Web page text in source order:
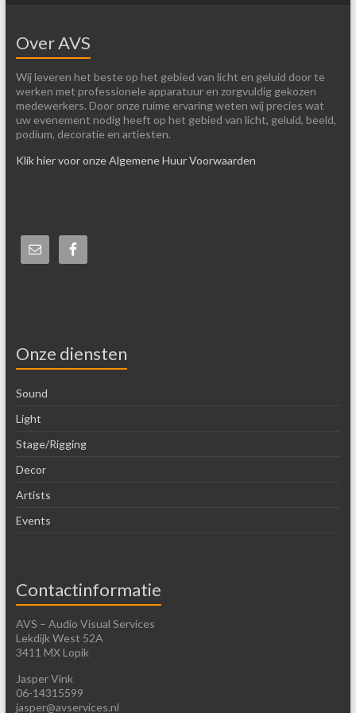
Over AVS
Wij leveren het beste op het gebied van licht en geluid door te
werken met professionele apparatuur en zorgvuldig gekozen
medewerkers. Door onze ruime ervaring weten wij precies wat
uw evenement nodig heeft op het gebied van licht, geluid, beeld,
podium, decoratie en artiesten.
Klik hier voor onze Algemene Huur Voorwaarden
Onze diensten
Sound
Light
Stage/Rigging
Decor
Artists
Events
Contactinformatie
AVS – Audio Visual Services
Lekdijk West 52A
3411 MX Lopik
Jasper Vink
06-14315599
jasper@avservices.nl